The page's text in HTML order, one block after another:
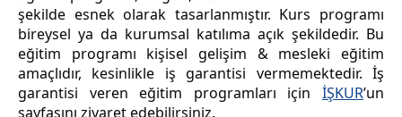
şekilde esnek olarak tasarlanmıştır. Kurs programı
bireysel ya da kurumsal katılıma açık şekildedir. Bu
eğitim programı kişisel gelişim & mesleki eğitim
amaçlıdır, kesinlikle iş garantisi vermemektedir. İş
garantisi veren eğitim programları için İŞKUR’un
sayfasını ziyaret edebilirsiniz.